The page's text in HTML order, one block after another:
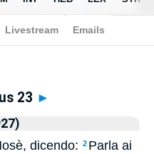
> Leviticus 23
23 ►
dicendo: 2 Parla ai